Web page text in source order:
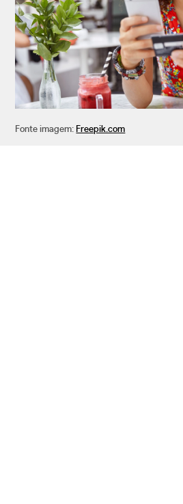
Fonte imagem: Freepik.com